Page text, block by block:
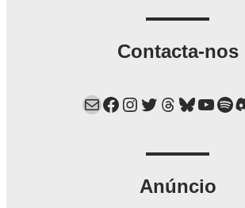
Contacta-nos
Mail Facebook Instagram Twitter Threads Bluesky YouTube Spotify Discord
Anúncio